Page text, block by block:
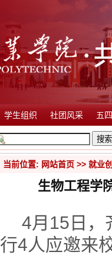
学生组织 社团风采 五
当前位置: 网站首页 >> 就业
生物工程学
4月15日，
行4人应邀来